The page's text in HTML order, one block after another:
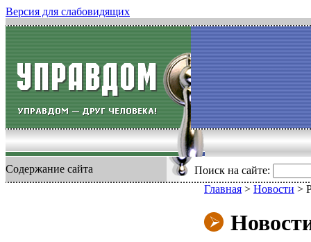
Версия для слабовидящих
Содержание сайта Поиск на сайте:
Главная > Новости >